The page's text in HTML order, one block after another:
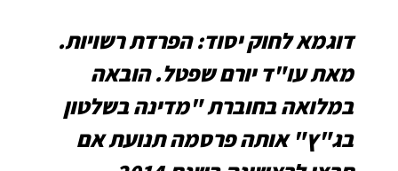
דוגמא לחוק יסוד: הפרדת רשויות.
מאת עו"ד יורם שפטל. הובאה
במלואה בחוברת "מדינה בשלטון
בג"ץ" אותה פרסמה תנועת אם